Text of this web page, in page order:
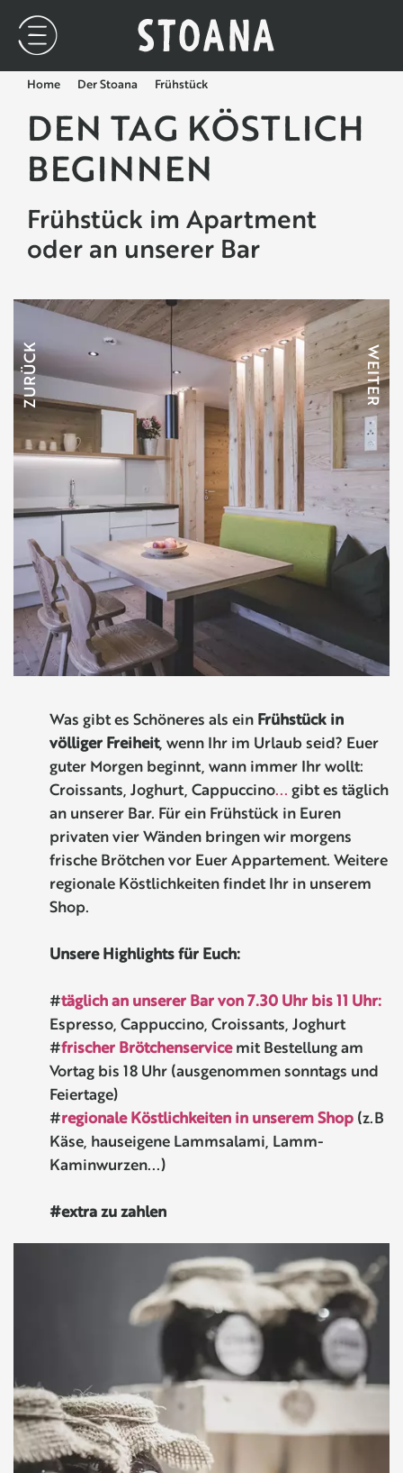
Home Der Stoana Frühstück
DEN TAG KÖSTLICH
BEGINNEN
Frühstück im Apartment
oder an unserer Bar
ZURÜCK WEITER
Was gibt es Schöneres als ein Frühstück in
völliger Freiheit, wenn Ihr im Urlaub seid? Euer
guter Morgen beginnt, wann immer Ihr wollt:
Croissants, Joghurt, Cappuccino... gibt es täglich
an unserer Bar. Für ein Frühstück in Euren
privaten vier Wänden bringen wir morgens
frische Brötchen vor Euer Appartement. Weitere
regionale Köstlichkeiten findet Ihr in unserem
Shop.
Unsere Highlights für Euch:
#täglich an unserer Bar von 7.30 Uhr bis 11 Uhr:
Espresso, Cappuccino, Croissants, Joghurt
#frischer Brötchenservice mit Bestellung am
Vortag bis 18 Uhr (ausgenommen sonntags und
Feiertage)
#regionale Köstlichkeiten in unserem Shop (z.B
Käse, hauseigene Lammsalami, Lamm-
Kaminwurzen...)
#extra zu zahlen